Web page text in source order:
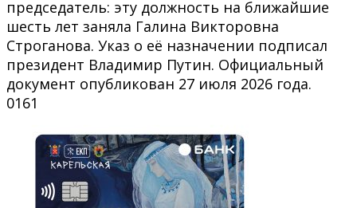
председатель: эту должность на ближайшие
шесть лет заняла Галина Викторовна
Строганова. Указ о её назначении подписал
президент Владимир Путин. Официальный
документ опубликован 27 июля 2026 года.
0161